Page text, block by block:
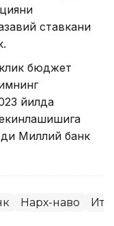
ставкани
бюджет
йилда
Миллий банк
Нарх-наво